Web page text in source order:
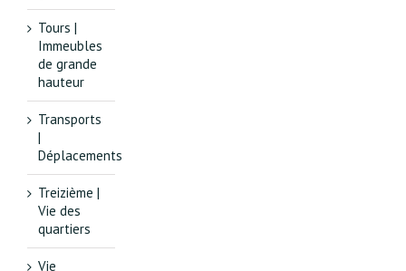
Tours |
Immeubles
de grande
hauteur
Transports
|
Déplacements
Treizième |
Vie des
quartiers
Vie